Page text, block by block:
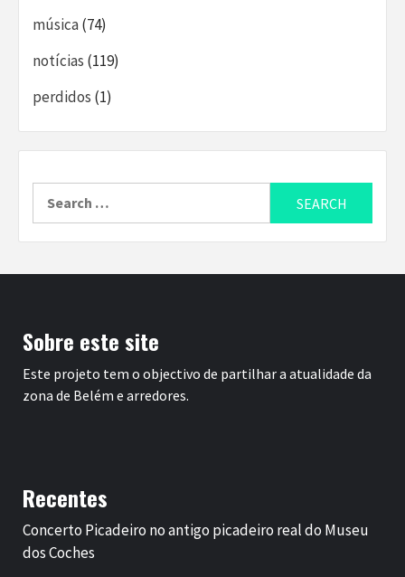
música(74)
notícias (119)
perdidos (1)
Sobre este site
Este projeto tem o objectivo de partilhar a atualidade da
zona de Belém e arredores.
Recentes
Concerto Picadeiro no antigo picadeiro real do Museu
dos Coches